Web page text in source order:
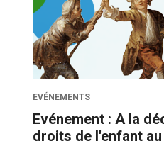
EVÉNEMENTS
Evénement : A la
droits de l'enfant